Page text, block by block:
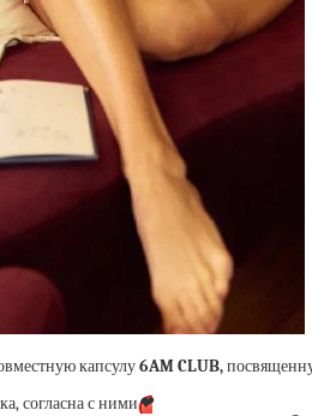
капсулу6AM CLUB,
согласна с ними❤